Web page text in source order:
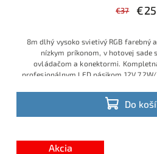
€37 €25
Do
8m dlhý vysoko svietivý RGB farebný
nízkym príkonom, v hotovej sade
ovládačom a konektormi.
profesionálnym LED pásikom 12V
dĺžku na mieru, dodávanú ako plne
problémov nainštaluje aj laik bez
ďalších komponentov. Obľúbený
sady v tomto
Akcia